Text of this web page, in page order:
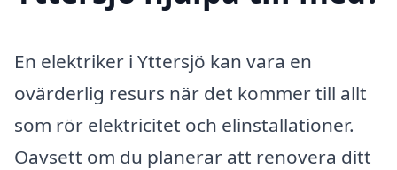
En elektriker i Yttersjö kan vara en
ovärderlig resurs när det kommer till allt
som rör elektricitet och elinstallationer.
Oavsett om du planerar att renovera ditt